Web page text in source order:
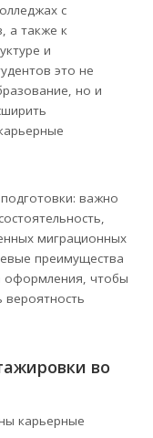
с
а также к
и
это не
но и
важно
миграционных
преимущества
оформления, чтобы
во
карьерные